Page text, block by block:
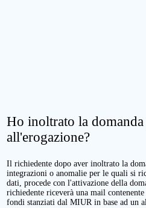
Ho inoltrato la
all'erogazione?
Il richiedente dopo aver inoltrato la
integrazioni o anomalie per le quali si
dati, procede con l'attivazione della
richiedente riceverà una mail
fondi stanziati dal MIUR in base ad un